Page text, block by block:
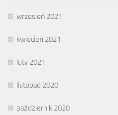
wrzesień 2021
kwiecień 2021
luty 2021
listopad 2020
październik 2020